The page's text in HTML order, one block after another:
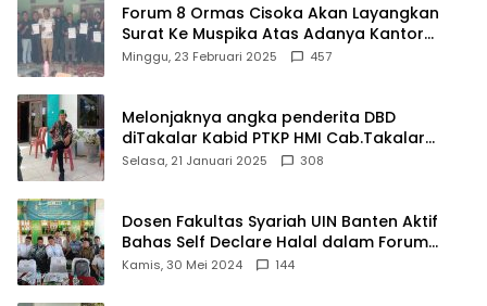
Forum 8 Ormas Cisoka Akan Layangkan
Surat Ke Muspika Atas Adanya Kantor
Matel di Cisoka
Minggu, 23 Februari 2025 457
Melonjaknya angka penderita DBD
diTakalar Kabid PTKP HMI Cab.Takalar
angkat bicara
Selasa, 21 Januari 2025 308
Dosen Fakultas Syariah UIN Banten Aktif
Bahas Self Declare Halal dalam Forum
Ijtima Ulama MUI
Kamis, 30 Mei 2024 144